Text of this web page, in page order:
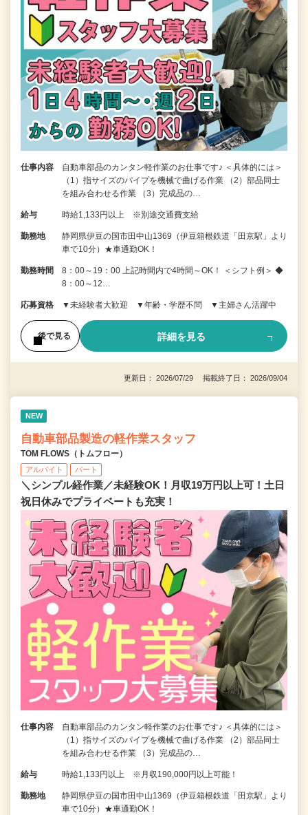
仕事内容
自動車部品のカンタン軽作業のお仕事です♪ ＜具体的には＞
（1）指サイズのパイプを機械で曲げる作業 （2）部品同士
を組み合わせる作業 （3）完成品の…
給与 時給1,133円以上 ※別途交通費支給
勤務地
静岡県伊豆の国市田中山1369（伊豆箱根鉄道「田京駅」より
車で10分）★車通勤OK！
勤務時間
8：00～19：00 上記時間内で4時間～OK！ ＜シフト例＞ ◆
8：00～12…
応募資格 ▼未経験者大歓迎 ▼年齢・学歴不問 ▼主婦さん活躍中
後で見る 詳細を見る
更新日： 2026/07/29 掲載終了日： 2026/09/04
NEW
自動車部品製造の軽作業スタッフ
TOM FLOWS（トムフロー）
アルバイト パート
＼シンプル経作業／未経験OK！月収19万円以上可！土日
祝日休みでプライベートも充実！
仕事内容
自動車部品のカンタン軽作業のお仕事です♪ ＜具体的には＞
（1）指サイズのパイプを機械で曲げる作業 （2）部品同士
を組み合わせる作業 （3）完成品の…
給与 時給1,133円以上 ※月収190,000円以上可能！
勤務地
静岡県伊豆の国市田中山1369（伊豆箱根鉄道「田京駅」より
車で10分）★車通勤OK！